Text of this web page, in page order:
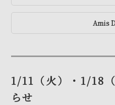
Amis
1/11（火）・1/18
らせ